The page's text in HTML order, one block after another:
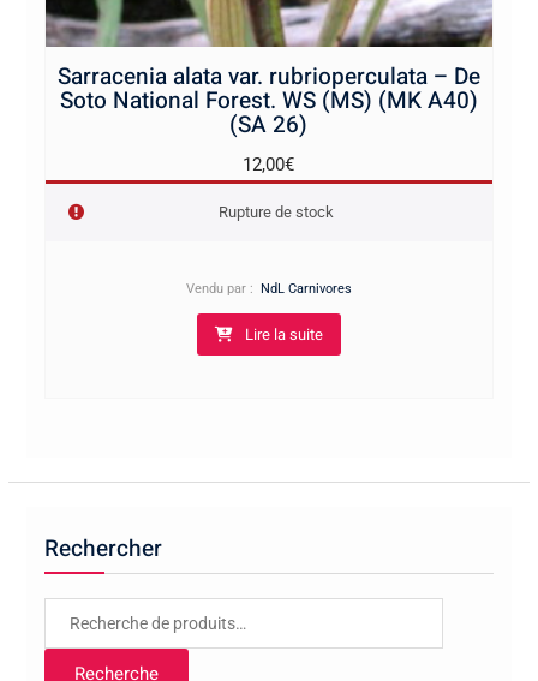
Sarracenia alata var. rubrioperculata – De
Soto National Forest. WS (MS) (MK A40)
(SA 26)
12,00€
Rupture de stock
Vendu par : NdL Carnivores
Lire la suite
Rechercher
Recherche
Recherche